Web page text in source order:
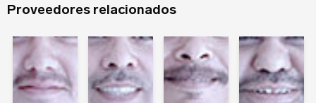
Proveedores relacionados
Tipo de Proyecto*
¿Olvidaste tu contraseña?
Registrarse